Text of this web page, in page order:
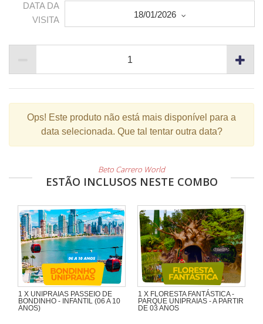
DATA DA
VISITA
18/01/2026
Ops! Este produto não está mais disponível para a
data selecionada. Que tal tentar outra data?
Beto Carrero World
ESTÃO INCLUSOS NESTE COMBO
1 X UNIPRAIAS PASSEIO DE
BONDINHO - INFANTIL (06 A 10
ANOS)
1 X FLORESTA FANTÁSTICA -
PARQUE UNIPRAIAS - A PARTIR
DE 03 ANOS